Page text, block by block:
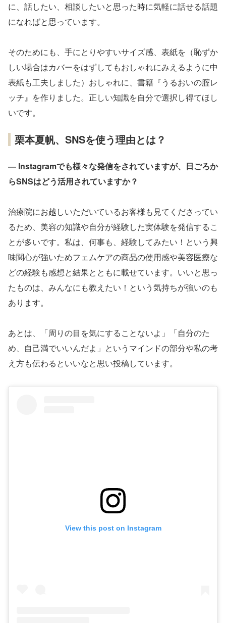
に、話したい、相談したいと思った時に気軽に話せる話題
になればと思っています。
そのためにも、手にとりやすいサイズ感、表紙を（恥ずか
しい場合はカバーをはずしてもおしゃれにみえるように中
表紙も工夫しました）おしゃれに、書籍『うるおいの腟レ
ッチ』を作りました。正しい知識を自分で選択し得てほし
いです。
栗本夏帆、SNSを使う理由とは？
― Instagramでも様々な発信をされていますが、日ごろか
らSNSはどう活用されていますか？
治療院にお越しいただいているお客様も見てくださってい
るため、美容の知識や自分が経験した実体験を発信するこ
とが多いです。私は、何事も、経験してみたい！という興
味関心が強いためフェムケアの商品の使用感や美容医療な
どの経験も感想と結果とともに載せています。いいと思っ
たものは、みんなにも教えたい！という気持ちが強いのも
あります。
あとは、「周りの目を気にすることないよ」「自分のた
め、自己満でいいんだよ」というマインドの部分や私の考
え方も伝わるといいなと思い投稿しています。
View this post on Instagram